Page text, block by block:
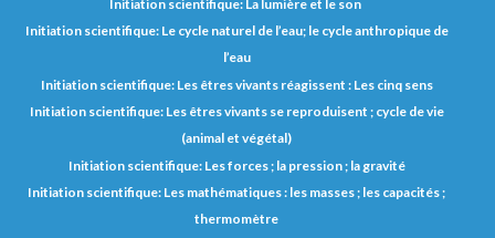
Initiation scientifique: La lumière et le son
Initiation scientifique: Le cycle naturel de l’eau; le cycle anthropique de
l’eau
Initiation scientifique: Les êtres vivants réagissent : Les cinq sens
Initiation scientifique: Les êtres vivants se reproduisent ; cycle de vie
(animal et végétal)
Initiation scientifique: Les forces ; la pression ; la gravité
Initiation scientifique: Les mathématiques : les masses ; les capacités ;
thermomètre